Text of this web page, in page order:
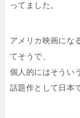
ってました。
アメリカ映画にな
てそうで、
個人的にはそうい
話題作として日本